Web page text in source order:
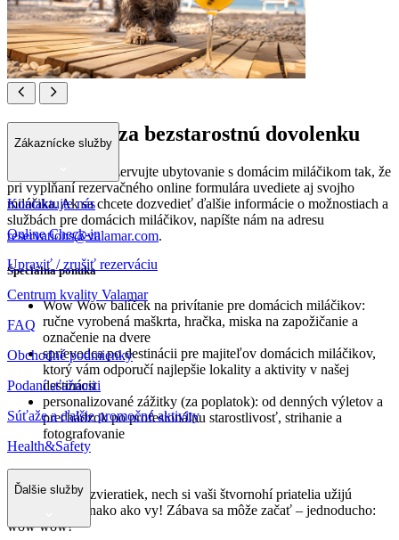
Labka hore za bezstarostnú dovolenku
Jednoducho si zarezervujte ubytovanie s domácim miláčikom tak, že
pri vypĺňaní rezervačného online formulára uvediete aj svojho
miláčika. Ak sa chcete dozvedieť ďalšie informácie o možnostiach a
službách pre domácich miláčikov, napíšte nám na adresu
reservations@valamar.com.
Špeciálna ponuka
Wow Wow balíček na privítanie pre domácich miláčikov:
ručne vyrobená maškrta, hračka, miska na zapožičanie a
označenie na dvere
sprievodca po destinácii pre majiteľov domácich miláčikov,
ktorý vám odporučí najlepšie lokality a aktivity v našej
destinácii
personalizované zážitky (za poplatok): od denných výletov a
prechádzok po profesionálnu starostlivosť, strihanie a
fotografovanie
Milí milovníci zvieratiek, nech si vaši štvornohí priatelia užijú
dovolenku rovnako ako vy! Zábava sa môže začať – jednoducho:
wow wow!
Zákaznícke služby
Kontaktujte nás
Online Check-in
Upraviť / zrušiť rezerváciu
Centrum kvality Valamar
FAQ
Obchodné podmienky
Podaní sťažnosti
Súťaže a ďalšie promočné aktivity
Health&Safety
Ďalšie služby